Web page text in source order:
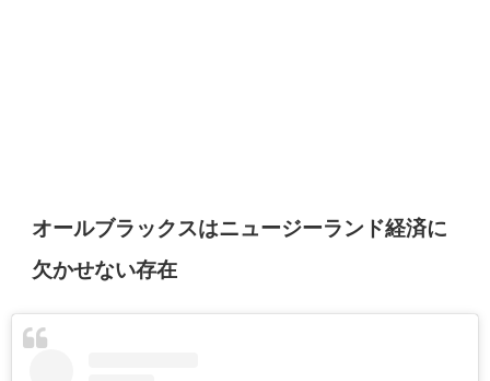
オールブラックスはニュージーランド経済に
欠かせない存在